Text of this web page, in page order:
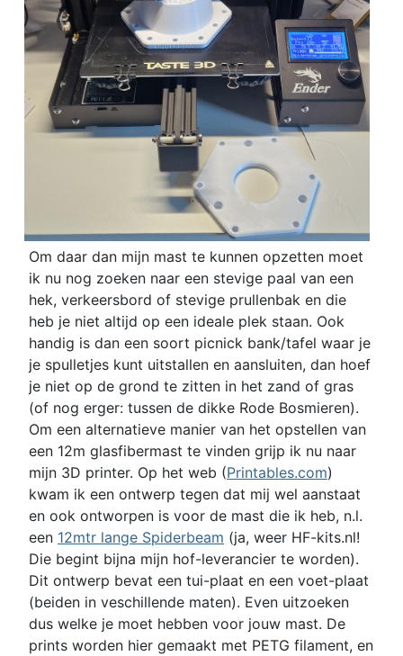
Om daar dan mijn mast te kunnen opzetten moet
ik nu nog zoeken naar een stevige paal van een
hek, verkeersbord of stevige prullenbak en die
heb je niet altijd op een ideale plek staan. Ook
handig is dan een soort picnick bank/tafel waar je
je spulletjes kunt uitstallen en aansluiten, dan hoef
je niet op de grond te zitten in het zand of gras
(of nog erger: tussen de dikke Rode Bosmieren).
Om een alternatieve manier van het opstellen van
een 12m glasfibermast te vinden grijp ik nu naar
mijn 3D printer. Op het web (Printables.com)
kwam ik een ontwerp tegen dat mij wel aanstaat
en ook ontworpen is voor de mast die ik heb, n.l.
een 12mtr lange Spiderbeam (ja, weer HF-kits.nl!
Die begint bijna mijn hof-leverancier te worden).
Dit ontwerp bevat een tui-plaat en een voet-plaat
(beiden in veschillende maten). Even uitzoeken
dus welke je moet hebben voor jouw mast. De
prints worden hier gemaakt met PETG filament, en